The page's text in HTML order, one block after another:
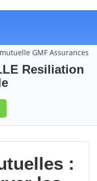
mutuelle GMF Assurances
Resiliation
: